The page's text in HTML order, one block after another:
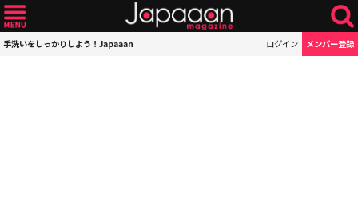
手洗いをしっかりしよう！Japaaan ログイン メンバー登録